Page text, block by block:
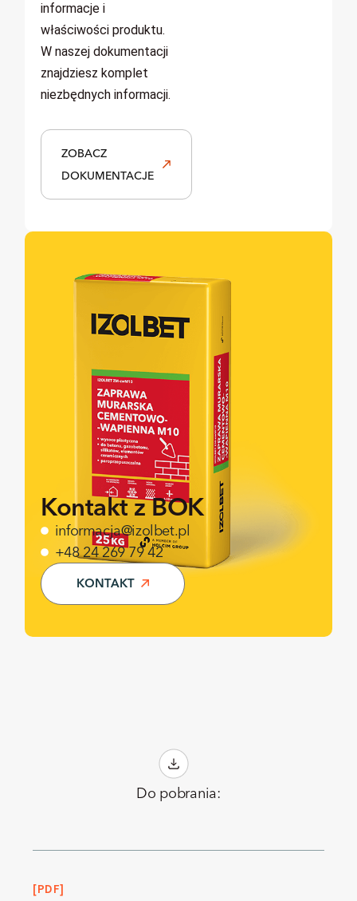
informacje i
właściwości produktu.
W naszej dokumentacji
znajdziesz komplet
niezbędnych informacji.
ZOBACZ
DOKUMENTACJE
Kontakt z BOK
informacja@izolbet.pl
+48 24 269 79 42
KONTAKT
Do pobrania:
PDF